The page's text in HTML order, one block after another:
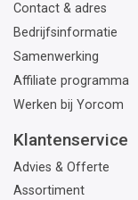
Contact & adres
Bedrijfsinformatie
Samenwerking
Affiliate programma
Werken bij Yorcom
Klantenservice
Advies & Offerte
Assortiment